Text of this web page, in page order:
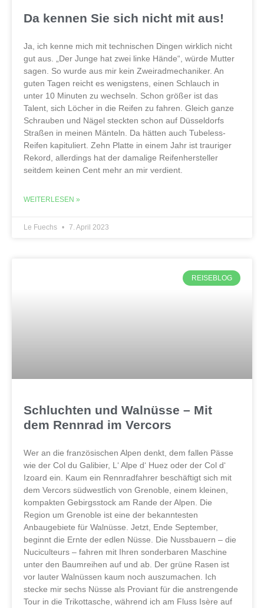
Da kennen Sie sich nicht mit aus!
Ja, ich kenne mich mit technischen Dingen wirklich nicht
gut aus. „Der Junge hat zwei linke Hände“, würde Mutter
sagen. So wurde aus mir kein Zweiradmechaniker. An
guten Tagen reicht es wenigstens, einen Schlauch in
unter 10 Minuten zu wechseln. Schon größer ist das
Talent, sich Löcher in die Reifen zu fahren. Gleich ganze
Schrauben und Nägel steckten schon auf Düsseldorfs
Straßen in meinen Mänteln. Da hätten auch Tubeless-
Reifen kapituliert. Zehn Platte in einem Jahr ist trauriger
Rekord, allerdings hat der damalige Reifenhersteller
seitdem keinen Cent mehr an mir verdient.
WEITERLESEN »
Le Fuechs 7. April 2023
REISEBLOG
Schluchten und Walnüsse – Mit
dem Rennrad im Vercors
Wer an die französischen Alpen denkt, dem fallen Pässe
wie der Col du Galibier, L‘ Alpe d‘ Huez oder der Col d‘
Izoard ein. Kaum ein Rennradfahrer beschäftigt sich mit
dem Vercors südwestlich von Grenoble, einem kleinen,
kompakten Gebirgsstock am Rande der Alpen. Die
Region um Grenoble ist eine der bekanntesten
Anbaugebiete für Walnüsse. Jetzt, Ende September,
beginnt die Ernte der edlen Nüsse. Die Nussbauern – die
Nuciculteurs – fahren mit Ihren sonderbaren Maschine
unter den Baumreihen auf und ab. Der grüne Rasen ist
vor lauter Walnüssen kaum noch auszumachen. Ich
stecke mir sechs Nüsse als Proviant für die anstrengende
Tour in die Trikottasche, während ich am Fluss Isère auf